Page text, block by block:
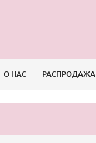
О НАС РАСПРОДАЖА